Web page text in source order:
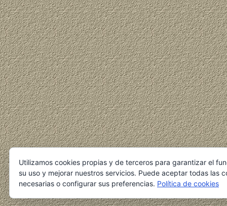
Utilizamos cookies propias y de terceros para garantizar el
su uso y mejorar nuestros servicios. Puede aceptar todas las
necesarias o configurar sus preferencias. Política de cookies